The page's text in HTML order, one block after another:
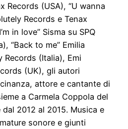
Records (USA), “U wanna
Records e Tenax
in love” Sisma su SPQ
“Back to me” Emilia
Records (Italia), Emi
(UK), gli autori
attore e cantante di
a Carmela Coppola del
2012 al 2015. Musica e
sonore e giunti